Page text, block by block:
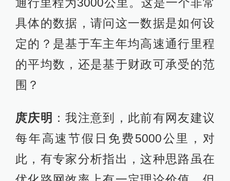
具体的数据，请问这一数据是如何设
定的？是基于车主年均高速通行里程
的平均数，还是基于财政可承受的范
围？
庹庆明 ：我注意到，此前有网友建议
每年高速节假日免费5000公里，对
此，有专家分析指出，这种思路虽在